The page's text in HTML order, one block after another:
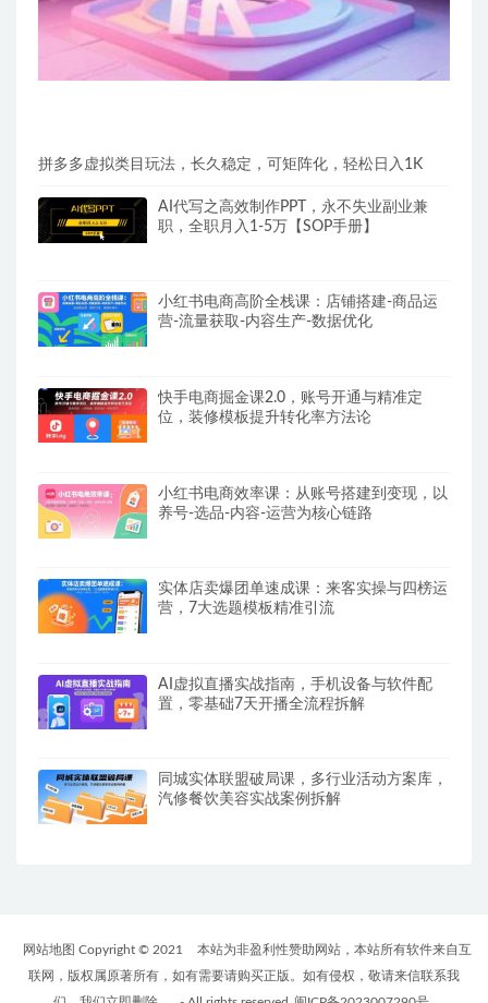
拼多多虚拟类目玩法，长久稳定，可矩阵化，轻松日入1K
AI代写之高效制作PPT，永不失业副业兼
职，全职月入1-5万【SOP手册】
小红书电商高阶全栈课：店铺搭建-商品运
营-流量获取-内容生产-数据优化
快手电商掘金课2.0，账号开通与精准定
位，装修模板提升转化率方法论
小红书电商效率课：从账号搭建到变现，以
养号-选品-内容-运营为核心链路
实体店卖爆团单速成课：来客实操与四榜运
营，7大选题模板精准引流
AI虚拟直播实战指南，手机设备与软件配
置，零基础7天开播全流程拆解
同城实体联盟破局课，多行业活动方案库，
汽修餐饮美容实战案例拆解
网站地图 Copyright © 2021
本站为非盈利性赞助网站，本站所有软件来自互
联网，版权属原著所有，如有需要请购买正版。如有侵权，敬请来信联系我